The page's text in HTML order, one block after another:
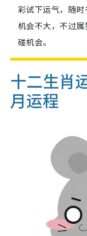
彩试下运气，随
机会不大，不过
碰机会。
十二生肖
月运程